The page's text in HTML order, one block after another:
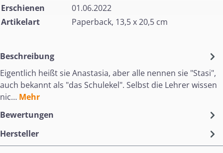
Erschienen
01.06.2022
Artikelart
Paperback, 13,5 x 20,5 cm
Beschreibung
Eigentlich heißt sie Anastasia, aber alle nennen sie "Stasi",
auch bekannt als "das Schulekel". Selbst die Lehrer wissen
nic… Mehr
Bewertungen
Hersteller